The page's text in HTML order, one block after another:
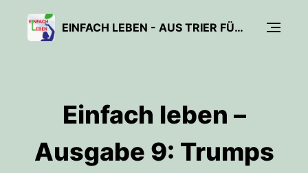
EINFACH LEBEN - AUS TRIER FÜR ALLE
Einfach leben –
Ausgabe 9: Trumps